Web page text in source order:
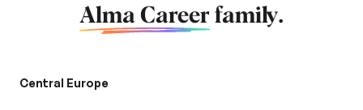
Alma Career family.
Central Europe